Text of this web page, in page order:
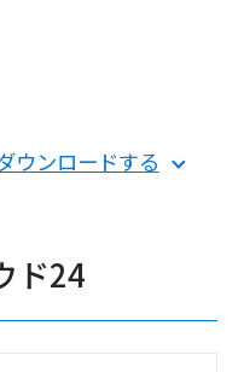
ウンロードする
ド24